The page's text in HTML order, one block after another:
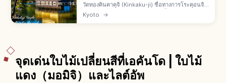
วัดทองคินคาคุจิ (Kinkaku-ji) ชื่อทางการโระคุอนจิ
คือวัดเขตคิตะเกียวโต ชาริเด็น 3 ชั้นปิดทองคำเปลว
สร้างโดยอาชิคางะ โยชิมิตสึยุคมุโรมาจิ มรดกโลกยู
Kyoto →
จุดเด่นใบไม้เปลี่ยนสีที่เอคันโด | ใบไม้
แดง（มอมิจิ）และไลต์อัพ